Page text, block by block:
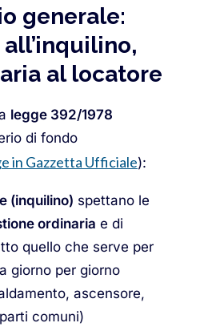
generale:
al locatore
legge 392/1978
di fondo
in Gazzetta Ufficiale):
(inquilino) spettano le
ordinaria e di
quello che serve per
giorno per giorno
ascensore,
comuni)